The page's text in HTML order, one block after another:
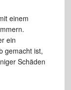
einem
ein
gemacht ist,
Schäden